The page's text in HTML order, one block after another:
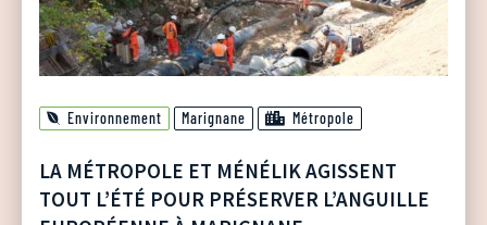
Environnement Marignane Métropole
LA MÉTROPOLE ET MÉNÉLIK AGISSENT
TOUT L’ÉTÉ POUR PRÉSERVER L’ANGUILLE